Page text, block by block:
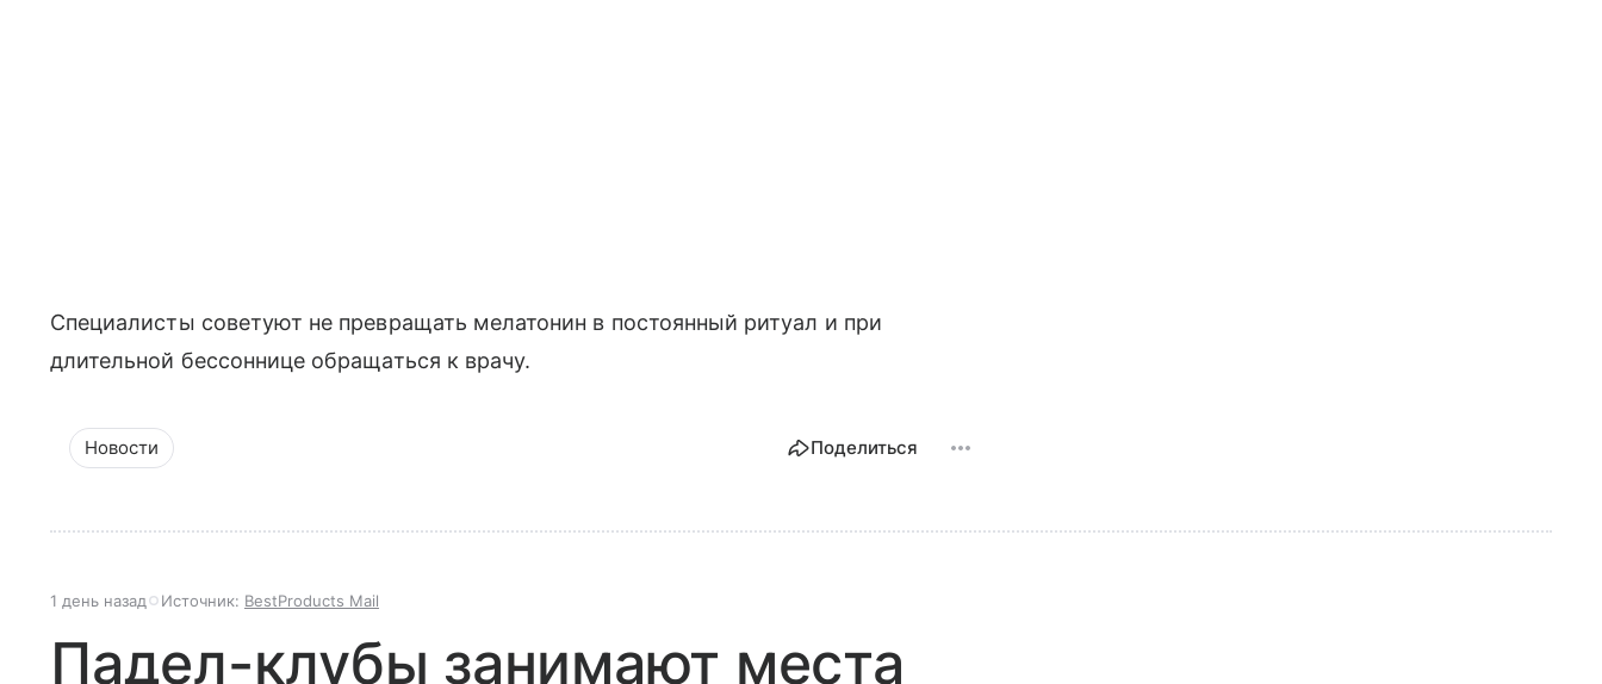
Специалисты советуют не превращать мелатонин в постоянный ритуал и при
длительной бессоннице обращаться к врачу.
Новости Поделиться
1 день назад Источник: BestProducts Mail
Падел-клубы занимают места